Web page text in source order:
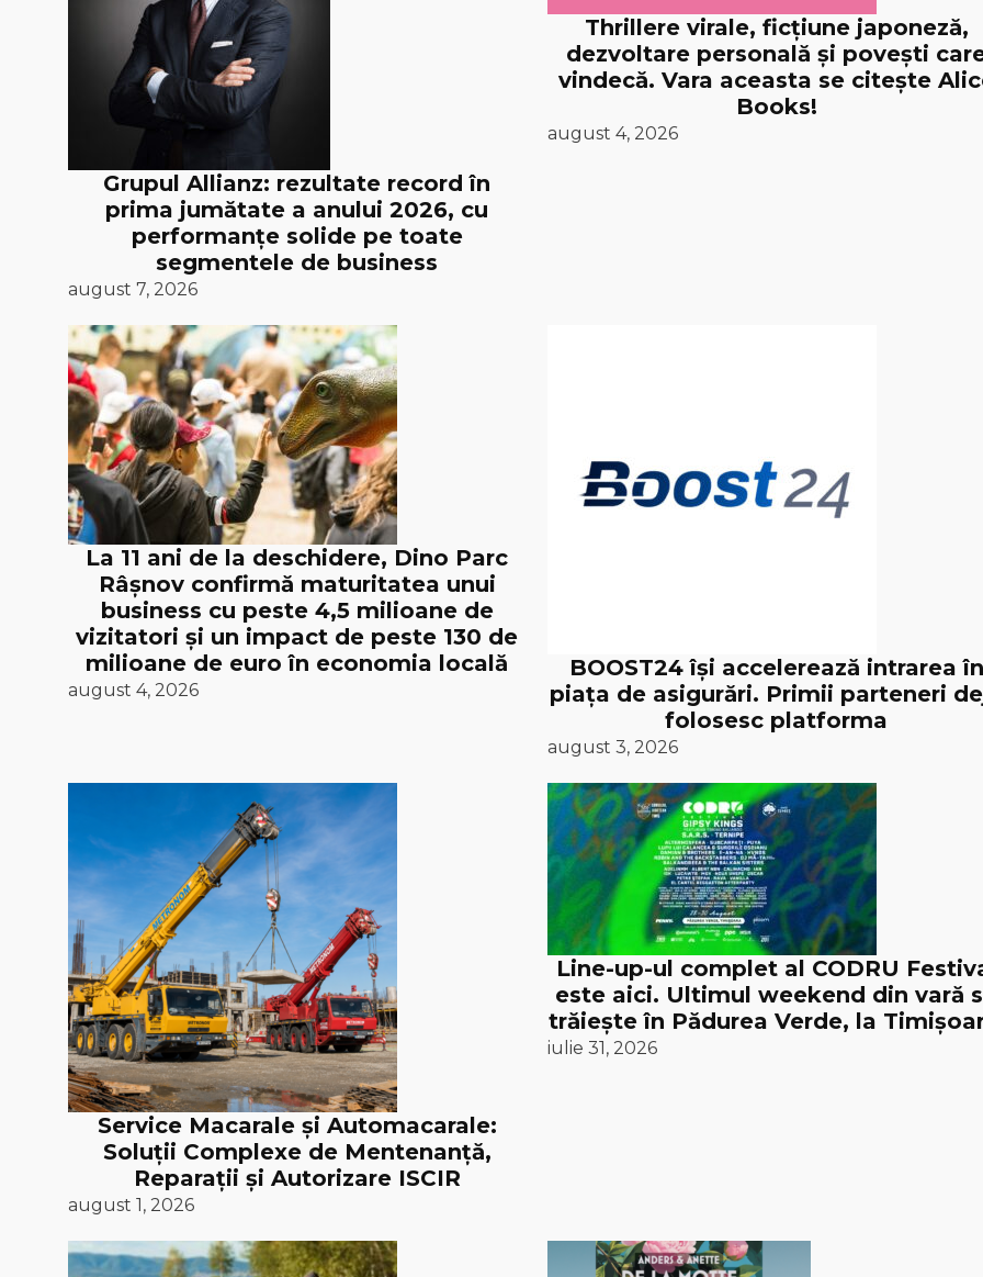
Grupul Allianz: rezultate record în
prima jumătate a anului 2026, cu
performanțe solide pe toate
segmentele de business
august 7, 2026
Thrillere virale, ficțiune japoneză,
dezvoltare personală și povești
vindecă. Vara aceasta se citește
Books!
august 4, 2026
La 11 ani de la deschidere, Dino Parc
Râșnov confirmă maturitatea unui
business cu peste 4,5 milioane de
vizitatori și un impact de peste 130 de
milioane de euro în economia locală
august 4, 2026
BOOST24 își accelerează intrarea în
piața de asigurări. Primii parteneri
folosesc platforma
august 3, 2026
Service Macarale și Automacarale:
Soluții Complexe de Mentenanță,
Reparații și Autorizare ISCIR
august 1, 2026
Line-up-ul complet al CODRU
este aici. Ultimul weekend din vară
trăiește în Pădurea Verde, la
iulie 31, 2026